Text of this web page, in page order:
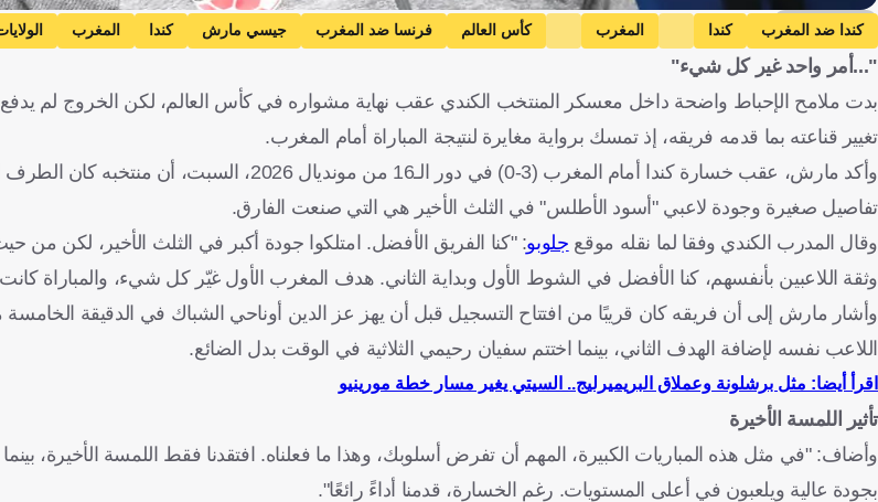
Getty Images
كندا ضد المغرب كندا المغرب كأس العالم فرنسا ضد المغرب جيسي مارش كندا المغرب
"...أمر واحد غير كل شيء"
بدت ملامح الإحباط واضحة داخل معسكر المنتخب الكندي عقب نهاية مشواره في كأس العالم، لكن الخروج لم
تغيير قناعته بما قدمه فريقه، إذ تمسك برواية مغايرة لنتيجة المباراة أمام المغرب.
وأكد مارش، عقب خسارة كندا أمام المغرب (3-0) في دور الـ16 من
تفاصيل صغيرة وجودة لاعبي "أسود الأطلس" في الثلث الأخير هي التي صنعت الفارق.
وقال المدرب الكندي وفقا لما نقله موقع جلوبو: "كنا الفريق الأفضل. امتلكوا جودة أكبر في الثلث الأخير، لكن من
وثقة اللاعبين بأنفسهم، كنا الأفضل في الشوط الأول وبداية الثاني. هدف المغرب الأول غيّر كل شيء، والمباراة كانت
وأشار مارش إلى أن فريقه كان قريبًا من افتتاح التسجيل قبل أن يهز عز الدين أوناحي الشباك في الدقيقة
اللاعب نفسه لإضافة الهدف الثاني، بينما اختتم سفيان رحيمي الثلاثية في الوقت بدل الضائع.
اقرأ أيضا: مثل برشلونة وعملاق البريميرليج.. السيتي يغير مسار خطة مورينيو
تأثير اللمسة الأخيرة
وأضاف: "في مثل هذه المباريات الكبيرة، المهم أن تفرض أسلوبك، وهذا ما فعلناه. افتقدنا فقط اللمسة الأخيرة،
بجودة عالية ويلعبون في أعلى المستويات. رغم الخسارة، قدمنا أداءً رائعًا".